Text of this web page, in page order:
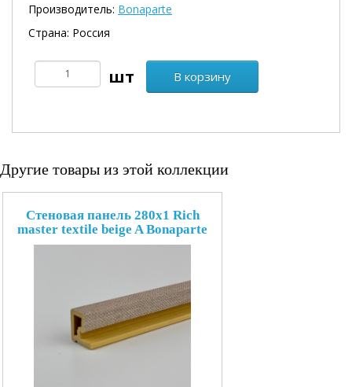
Производитель: Bonaparte
Страна: Россия
В корзину
Другие товары из этой коллекции
Стеновая панель 280x1 Rich
master textile beige A Bonaparte